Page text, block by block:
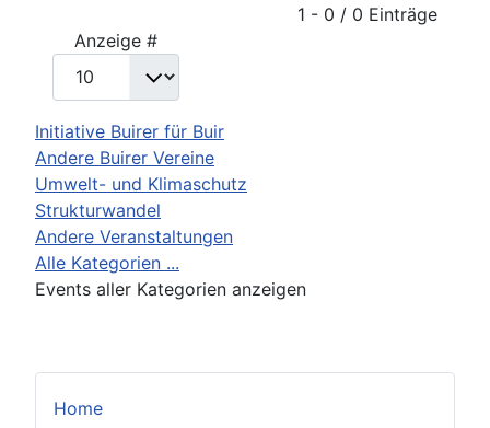
Home
1 - 0 / 0 Einträge
Anzeige #
Initiative Buirer für Buir
Andere Buirer Vereine
Umwelt- und Klimaschutz
Strukturwandel
Andere Veranstaltungen
Alle Kategorien ...
Events aller Kategorien anzeigen